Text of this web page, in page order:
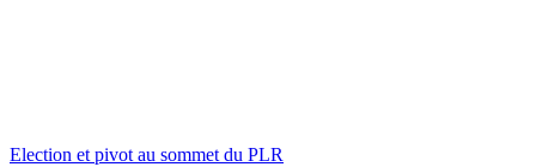
Election et pivot au sommet du PLR